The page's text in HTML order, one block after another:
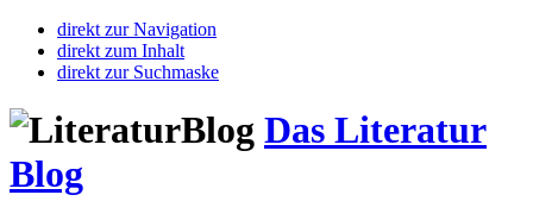
direkt zur Navigation
direkt zum Inhalt
direkt zur Suchmaske
Das Literatur
Blog